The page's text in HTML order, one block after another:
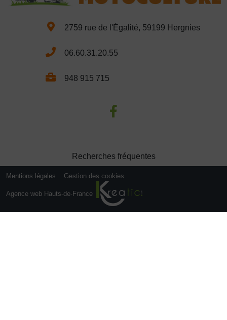
2759 rue de l'Égalité, 59199 Hergnies
06.60.31.20.55
948 915 715
Recherches fréquentes
Mentions légales Gestion des cookies
Agence web Hauts-de-France